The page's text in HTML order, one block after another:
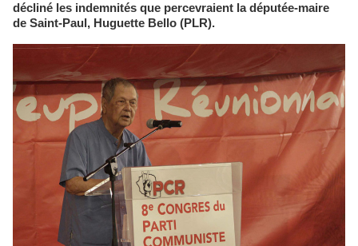
décliné les indemnités que percevraient la députée-maire
de Saint-Paul, Huguette Bello (PLR).